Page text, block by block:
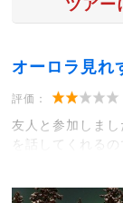
ツアー
オーロラ見れ
評価：
友人と参加しま
を話してくれる